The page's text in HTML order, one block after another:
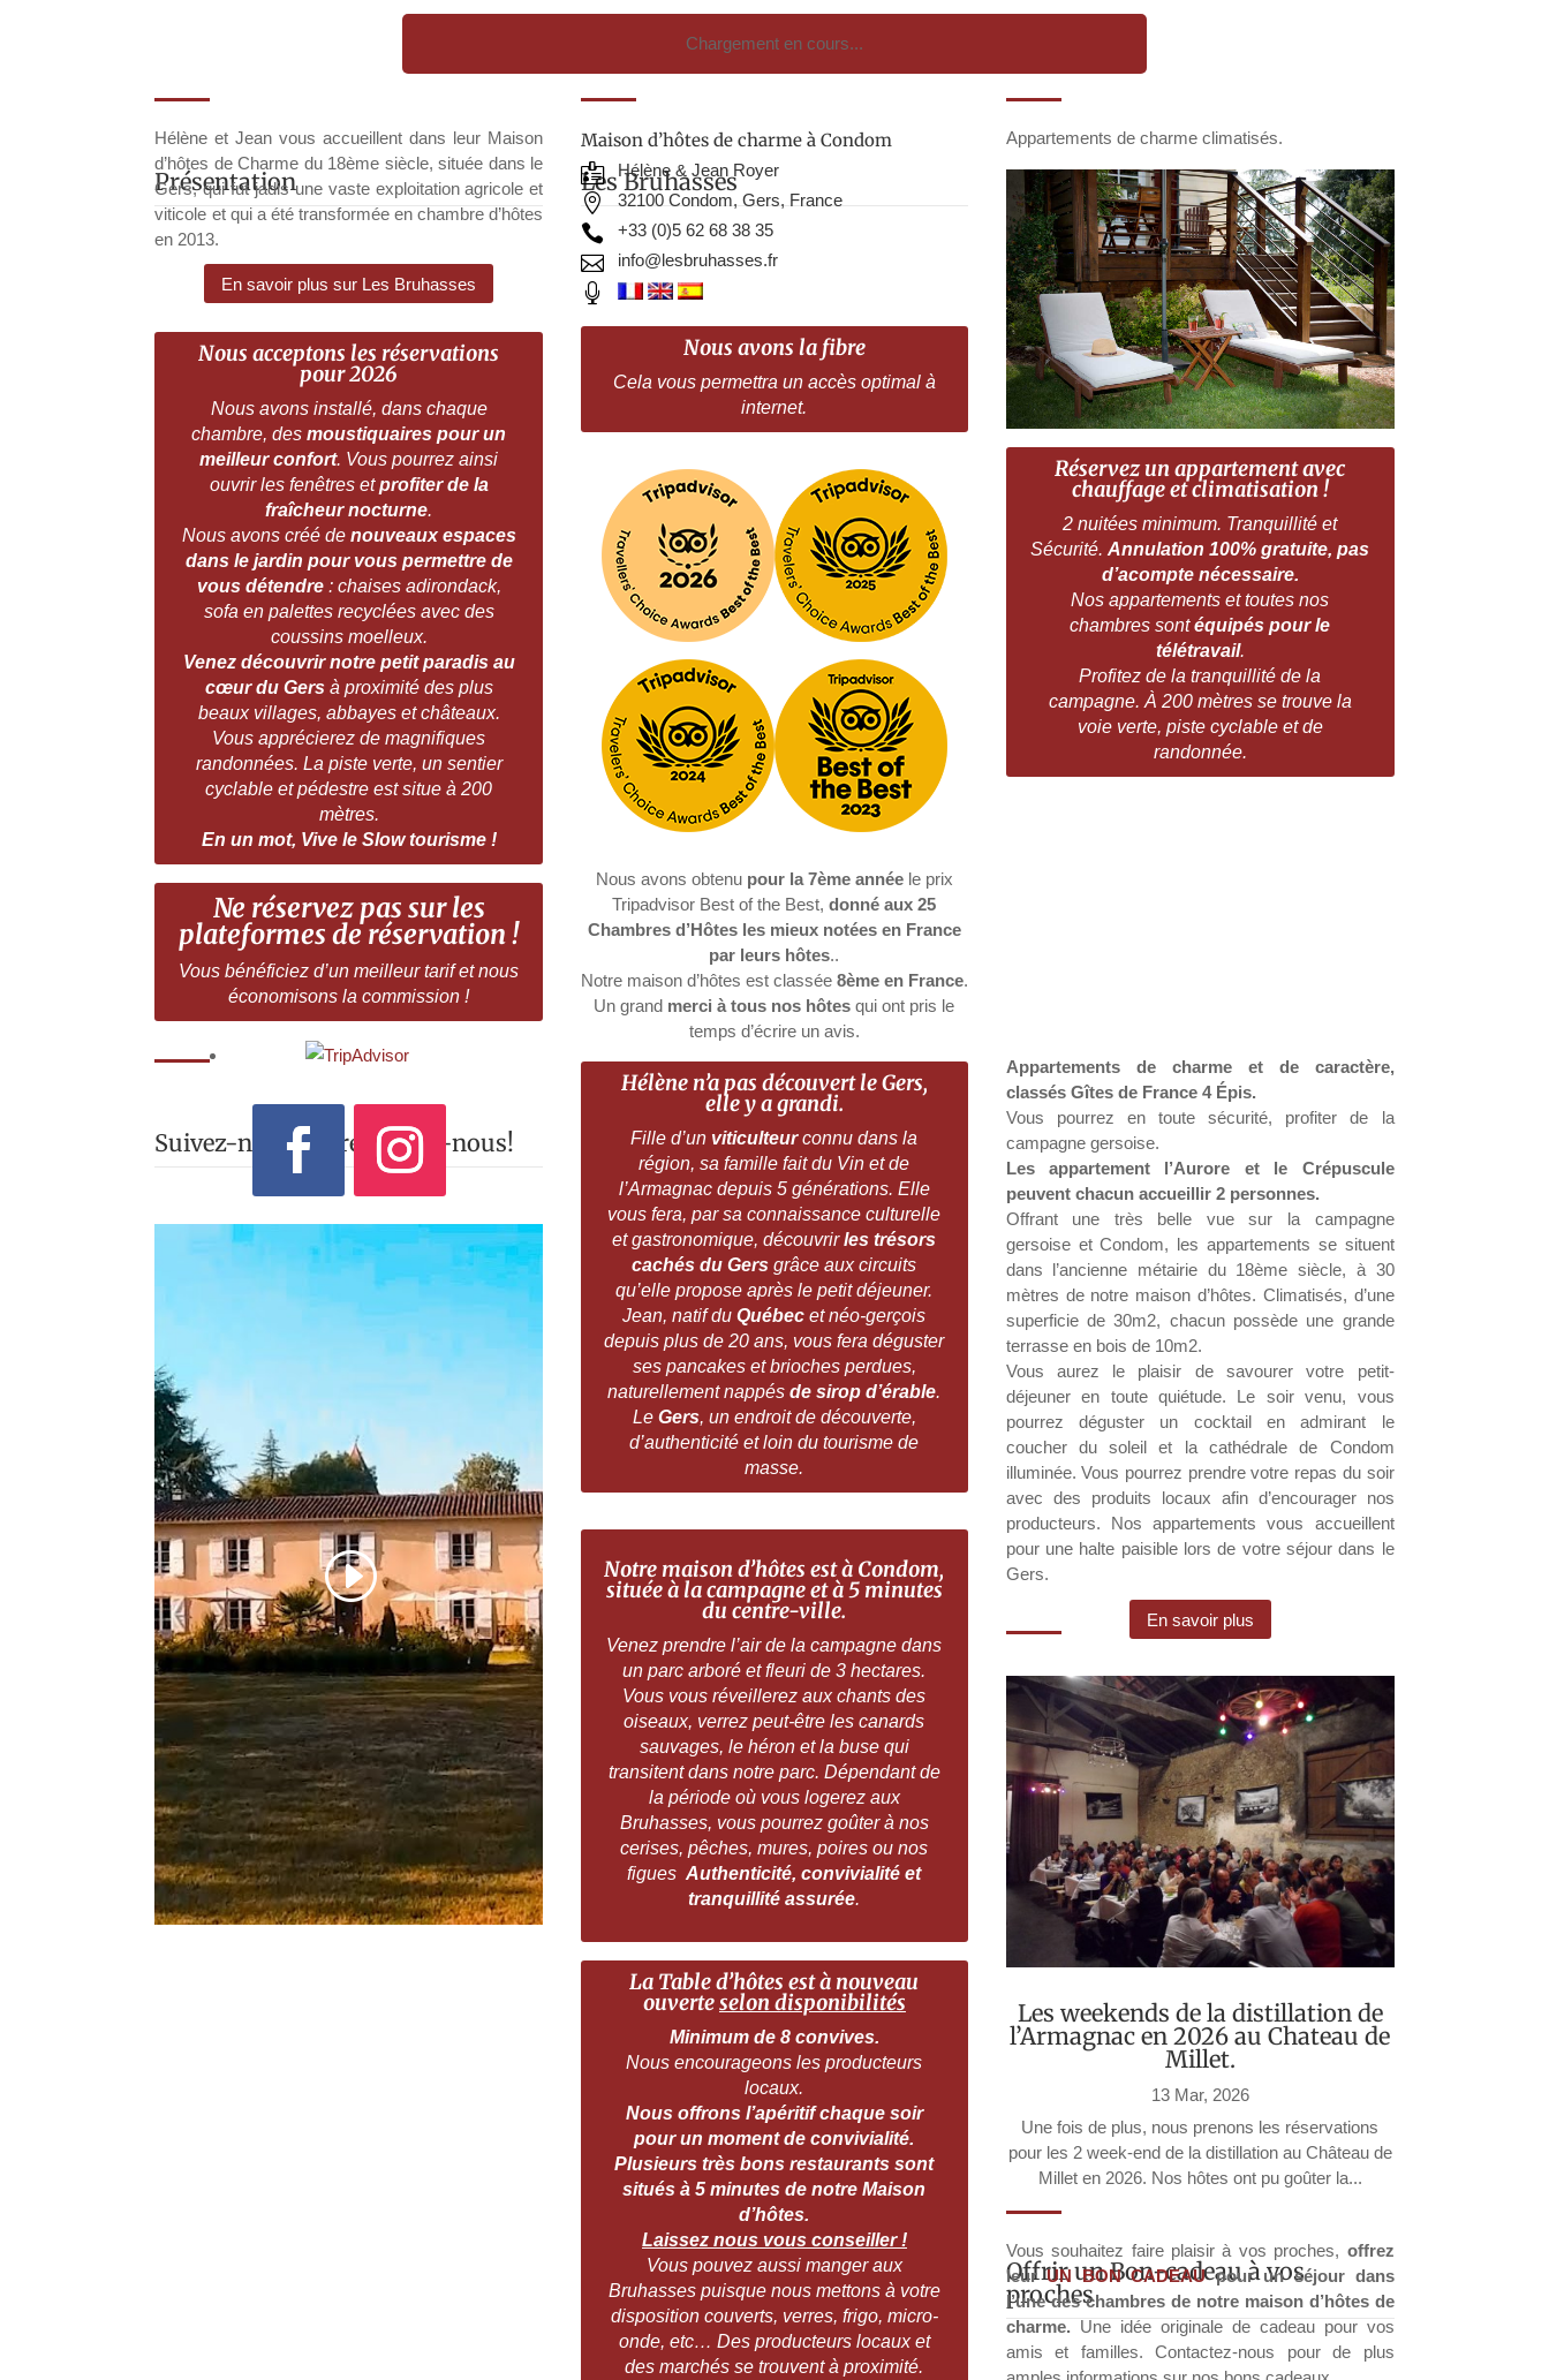
Chargement en cours...
Présentation
Hélène et Jean vous accueillent dans leur Maison
d’hôtes de Charme du 18ème siècle, située dans le
Gers, qui fut jadis une vaste exploitation agricole et
viticole et qui a été transformée en chambre d’hôtes
en 2013.
En savoir plus sur Les Bruhasses
Nous acceptons les réservations
pour 2026
Nous avons installé, dans chaque
chambre, desmoustiquaires pour un
meilleur confort. Vous pourrez ainsi
ouvrir les fenêtres etprofiter de la
fraîcheur nocturne.
Nous avons créé de nouveaux espaces
dans le jardin pour vous permettre de
vous détendre: chaises adirondack,
sofa en palettes recyclées avec des
coussins moelleux.
Venez découvrir notre petit paradis au
cœur du Gers à proximité des plus
beaux villages, abbayes et châteaux.
Vous apprécierez de magnifiques
randonnées. La piste verte, un sentier
cyclable et pédestre est situe à 200
mètres.
En un mot, Vive le Slow tourisme !
Ne réservez pas sur les
plateformes de réservation !
Vous bénéficiez d’un meilleur tarif et nous
économisons la commission !
Suivez-nous ou rejoignez-nous!
Les Bruhasses
Maison d’hôtes de charme à Condom
 Hélène & Jean Royer
 32100 Condom, Gers, France
 +33 (0)5 62 68 38 35
 info@lesbruhasses.fr

Nous avons la fibre
Cela vous permettra un accès optimal à
internet.
Nous avons obtenu pour la 7ème annéele prix
Tripadvisor Best of the Best,donné aux 25
Chambres d’Hôtes les mieux notées en France
par leurs hôtes..
Notre maison d’hôtes est classée 8ème en France.
Un grand merci à tous nos hôtes qui ont pris le
temps d’écrire un avis.
Hélène n’a pas découvert le Gers,
elle y a grandi.
Fille d’un viticulteurconnu dans la
région, sa famille fait du Vin et de
l’Armagnac depuis 5 générations. Elle
vous fera, par sa connaissance culturelle
et gastronomique, découvrirles trésors
cachés du Gers grâce aux circuits
qu’elle propose après le petit déjeuner.
Jean, natif duQuébecet néo-gerçois
depuis plus de 20 ans, vous fera déguster
ses pancakes et brioches perdues,
naturellement nappésde sirop d’érable.
Le Gers, un endroit de découverte,
d’authenticité et loin du tourisme de
masse.
Notre maison d’hôtes est à Condom,
située à la campagne et à 5 minutes
du centre-ville.
Venez prendre l’air de la campagne dans
un parc arboré et fleuri de 3 hectares.
Vous vous réveillerez aux chants des
oiseaux, verrez peut-être les canards
sauvages, le héron et la buse qui
transitent dans notre parc. Dépendant de
la période où vous logerez aux
Bruhasses, vous pourrez goûter à nos
cerises, pêches, mures, poires ou nos
figuesAuthenticité, convivialité et
tranquillité assurée.
La Table d’hôtes est à nouveau
ouverteselon disponibilités
Minimum de 8 convives.
Nous encourageons les producteurs
locaux.
Nous offrons l’apéritif chaque soir
pour un moment de convivialité.
Plusieurs très bons restaurants sont
situés à 5 minutes de notre Maison
d’hôtes.
Laissez nous vous conseiller !
Vous pouvez aussi manger aux
Bruhasses puisque nous mettons à votre
disposition couverts, verres, frigo, micro-
onde, etc… Des producteurs locaux et
des marchés se trouvent à proximité.
Les Hauts de Condom
Appartements de charme climatisés.
Réservez un appartement avec
chauffage et climatisation !
2 nuitées minimum. Tranquillité et
Sécurité.Annulation 100% gratuite, pas
d’acompte nécessaire.
Nos appartements et toutes nos
chambres sontéquipés pour le
télétravail.
Profitez de la tranquillité de la
campagne. À 200 mètres se trouve la
voie verte, piste cyclable et de
randonnée.
Appartements de charme et de caractère,
classés Gîtes de France 4 Épis.
Vous pourrez en toute sécurité, profiter de la
campagne gersoise.
Les appartement l’Aurore et le Crépuscule
peuvent chacun accueillir 2 personnes.
Offrant une très belle vue sur la campagne
gersoise et Condom, les appartements se situent
dans l’ancienne métairie du 18ème siècle, à 30
mètres de notre maison d’hôtes. Climatisés, d’une
superficie de 30m2, chacun possède une grande
terrasse en bois de 10m2.
Vous aurez le plaisir de savourer votre petit-
déjeuner en toute quiétude. Le soir venu, vous
pourrez déguster un cocktail en admirant le
coucher du soleil et la cathédrale de Condom
illuminée. Vous pourrez prendre votre repas du soir
avec des produits locaux afin d’encourager nos
producteurs. Nos appartements vous accueillent
pour une halte paisible lors de votre séjour dans le
Gers.
En savoir plus
Actualités
Les weekends de la distillation de
l’Armagnac en 2026 au Chateau de
Millet.
13 Mar, 2026
Une fois de plus, nous prenons les réservations
pour les 2 week-end de la distillation au Château de
Millet en 2026. Nos hôtes ont pu goûter la...
Offrir un Bon-cadeau à vos
proches
Vous souhaitez faire plaisir à vos proches, offrez
leurUN BON CADEAUpour un séjour dans
l’une des chambres de notre maison d’hôtes de
charme. Une idée originale de cadeau pour vos
amis et familles. Contactez-nous pour de plus